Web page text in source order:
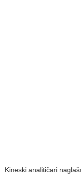
Kineski analitičari